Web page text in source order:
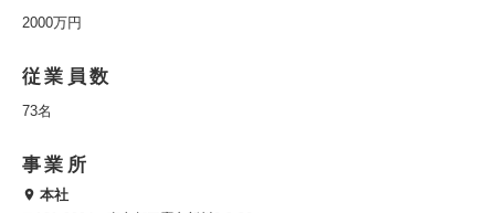
2000万円
従業員数
73名
事業所
本社